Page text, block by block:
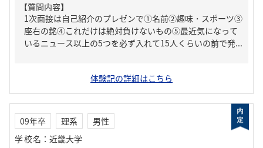
【質問内容】
1次面接は自己紹介のプレゼンで①名前②趣味・スポーツ③
座右の銘④これだけは絶対負けないもの⑤最近気になって
いるニュース以上の5つを必ず入れて15人くらいの前で発...
体験記の詳細はこちら
09年卒 理系
男性
学校名 ： 近畿大学